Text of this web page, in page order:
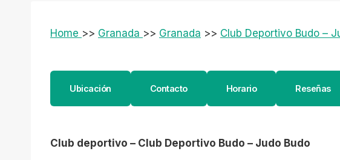
Home >> Granada >> Granada >> Club Deportivo Budo –
Ubicación Contacto Horario Reseñas
Club deportivo – Club Deportivo Budo – Judo Budo